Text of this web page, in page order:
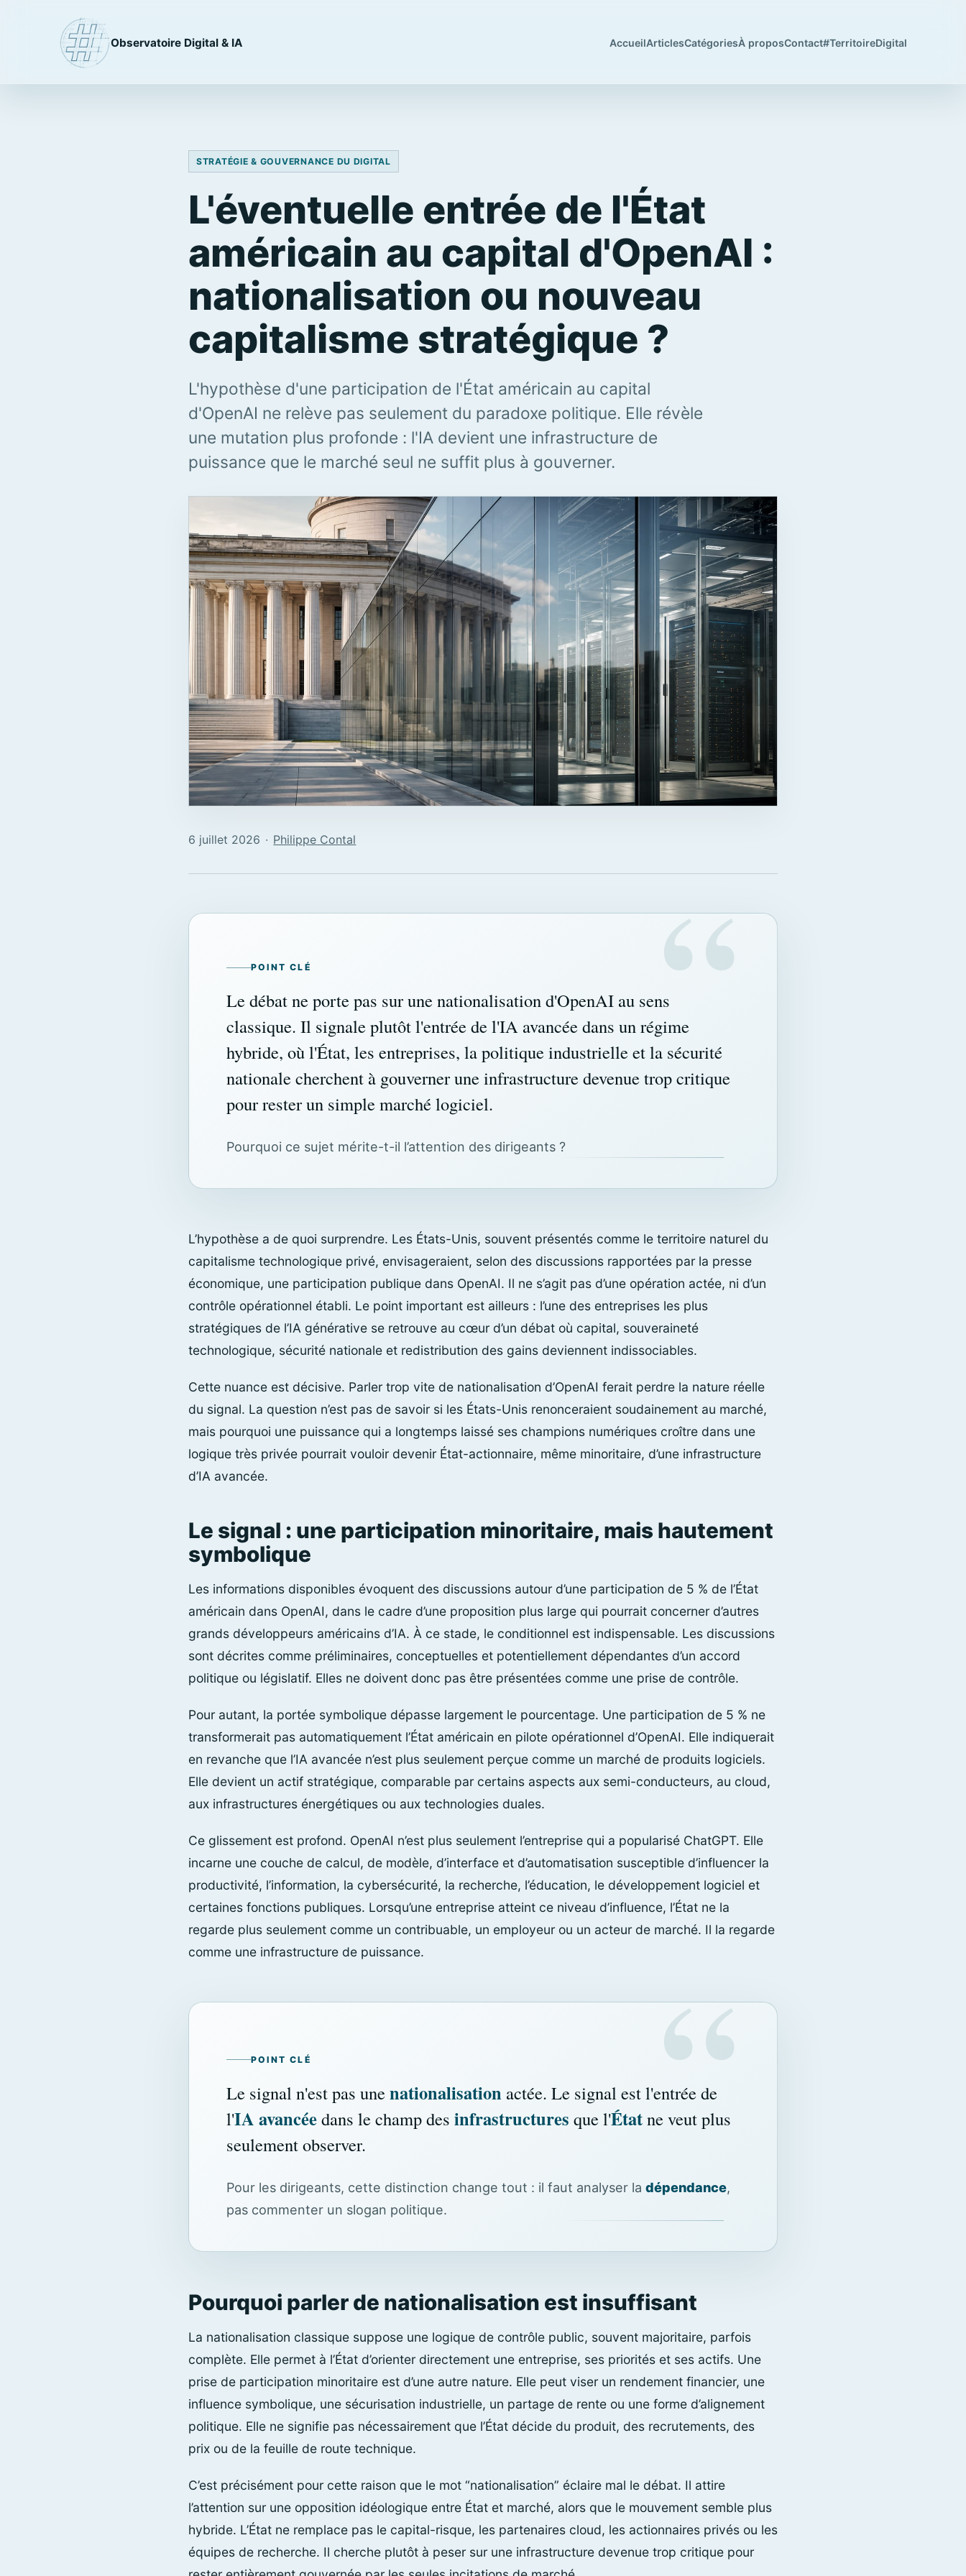
Observatoire Digital & IA AccueilArticlesCatégoriesÀ proposContact#TerritoireDigital
STRATÉGIE & GOUVERNANCE DU DIGITAL
L'éventuelle entrée de l'État
américain au capital d'OpenAI :
nationalisation ou nouveau
capitalisme stratégique ?
L'hypothèse d'une participation de l'État américain au capital
d'OpenAI ne relève pas seulement du paradoxe politique. Elle révèle
une mutation plus profonde : l'IA devient une infrastructure de
puissance que le marché seul ne suffit plus à gouverner.
6 juillet 2026 ∙ Philippe Contal
POINT CLÉ
Le débat ne porte pas sur une nationalisation d'OpenAI au sens
classique. Il signale plutôt l'entrée de l'IA avancée dans un régime
hybride, où l'État, les entreprises, la politique industrielle et la sécurité
nationale cherchent à gouverner une infrastructure devenue trop critique
pour rester un simple marché logiciel.
Pourquoi ce sujet mérite-t-il l’attention des dirigeants ?
L’hypothèse a de quoi surprendre. Les États-Unis, souvent présentés comme le territoire naturel du
capitalisme technologique privé, envisageraient, selon des discussions rapportées par la presse
économique, une participation publique dans OpenAI. Il ne s’agit pas d’une opération actée, ni d’un
contrôle opérationnel établi. Le point important est ailleurs : l’une des entreprises les plus
stratégiques de l’IA générative se retrouve au cœur d’un débat où capital, souveraineté
technologique, sécurité nationale et redistribution des gains deviennent indissociables.
Cette nuance est décisive. Parler trop vite de nationalisation d’OpenAI ferait perdre la nature réelle
du signal. La question n’est pas de savoir si les États-Unis renonceraient soudainement au marché,
mais pourquoi une puissance qui a longtemps laissé ses champions numériques croître dans une
logique très privée pourrait vouloir devenir État-actionnaire, même minoritaire, d’une infrastructure
d’IA avancée.
Le signal : une participation minoritaire, mais hautement
symbolique
Les informations disponibles évoquent des discussions autour d’une participation de 5 % de l’État
américain dans OpenAI, dans le cadre d’une proposition plus large qui pourrait concerner d’autres
grands développeurs américains d’IA. À ce stade, le conditionnel est indispensable. Les discussions
sont décrites comme préliminaires, conceptuelles et potentiellement dépendantes d’un accord
politique ou législatif. Elles ne doivent donc pas être présentées comme une prise de contrôle.
Pour autant, la portée symbolique dépasse largement le pourcentage. Une participation de 5 % ne
transformerait pas automatiquement l’État américain en pilote opérationnel d’OpenAI. Elle indiquerait
en revanche que l’IA avancée n’est plus seulement perçue comme un marché de produits logiciels.
Elle devient un actif stratégique, comparable par certains aspects aux semi-conducteurs, au cloud,
aux infrastructures énergétiques ou aux technologies duales.
Ce glissement est profond. OpenAI n’est plus seulement l’entreprise qui a popularisé ChatGPT. Elle
incarne une couche de calcul, de modèle, d’interface et d’automatisation susceptible d’influencer la
productivité, l’information, la cybersécurité, la recherche, l’éducation, le développement logiciel et
certaines fonctions publiques. Lorsqu’une entreprise atteint ce niveau d’influence, l’État ne la
regarde plus seulement comme un contribuable, un employeur ou un acteur de marché. Il la regarde
comme une infrastructure de puissance.
POINT CLÉ
Le signal n'est pas unenationalisation actée. Le signal est l'entrée de
l'IA avancéedans le champ des infrastructures que l'Étatne veut plus
seulement observer.
Pour les dirigeants, cette distinction change tout : il faut analyser la dépendance,
pas commenter un slogan politique.
Pourquoi parler de nationalisation est insuffisant
La nationalisation classique suppose une logique de contrôle public, souvent majoritaire, parfois
complète. Elle permet à l’État d’orienter directement une entreprise, ses priorités et ses actifs. Une
prise de participation minoritaire est d’une autre nature. Elle peut viser un rendement financier, une
influence symbolique, une sécurisation industrielle, un partage de rente ou une forme d’alignement
politique. Elle ne signifie pas nécessairement que l’État décide du produit, des recrutements, des
prix ou de la feuille de route technique.
C’est précisément pour cette raison que le mot “nationalisation” éclaire mal le débat. Il attire
l’attention sur une opposition idéologique entre État et marché, alors que le mouvement semble plus
hybride. L’État ne remplace pas le capital-risque, les partenaires cloud, les actionnaires privés ou les
équipes de recherche. Il cherche plutôt à peser sur une infrastructure devenue trop critique pour